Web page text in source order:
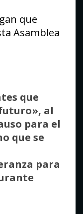
que
Asamblea
que
al
para el
que se
para